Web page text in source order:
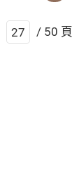
/ 50 頁